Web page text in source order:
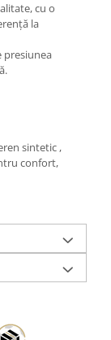
cu o
la
presiunea
sintetic ,
confort,